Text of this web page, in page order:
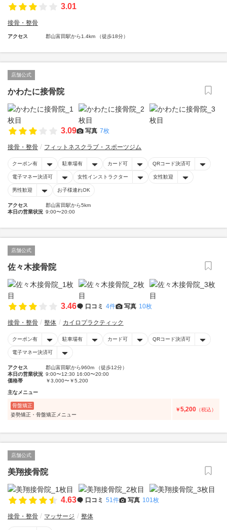
3.01
接骨・整骨
アクセス 郡山富田駅から1.4km （徒歩18分）
店舗公式
かわたに接骨院
3.09 写真 7枚
接骨・整骨 フィットネスクラブ・スポーツジム
クーポン有 駐車場有 カード可 QRコード決済可
電子マネー決済可 女性インストラクター 女性歓迎
男性歓迎 お子様連れOK
アクセス
郡山富田駅から5km
本日の営業状況 9:00〜20:00
店舗公式
佐々木接骨院
3.46 口コミ 4件 写真 10枚
接骨・整骨 整体 カイロプラクティック
クーポン有 駐車場有 カード可 QRコード決済可
電子マネー決済可
アクセス
郡山富田駅から960m （徒歩12分）
本日の営業状況 9:00〜12:30 16:00〜20:00
価格帯
￥3,000〜￥5,200
主なメニュー
骨盤矯正
姿勢矯正・骨盤矯正メニュー
￥5,200 （税込）
店舗公式
美翔接骨院
4.63 口コミ 51件 写真 101枚
接骨・整骨 マッサージ 整体